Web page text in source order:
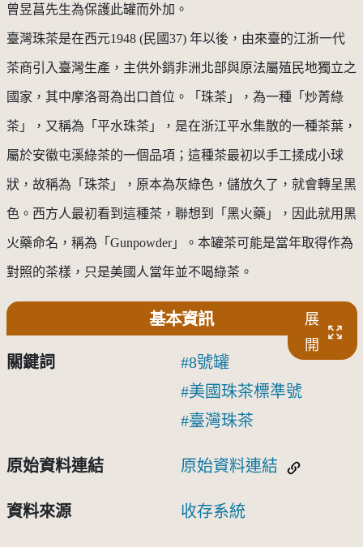
曾昱菖先生為保護此罐而外加。
臺灣珠茶是在西元1948 (民國37) 年以後，由來臺的江浙一代
茶商引入臺灣生產，主供外銷非洲北部與原法屬殖民地獨立之
國家，其中摩洛哥為出口首位。「珠茶」，為一種「炒菁綠
茶」，又稱為「平水珠茶」，是在浙江平水集散的一種茶葉，
屬於安徽屯溪綠茶的一個品項；這種茶最初以手工揉成小球
狀，故稱為「珠茶」，原本為灰綠色，儲放久了，就會轉呈黑
色。西方人最初看到這種茶，聯想到「黑火藥」，因此就用黑
火藥命名，稱為「 Gunpowder」。本罐茶可能是當年取得作為
對照的茶樣，只是美國人當年並不喝綠茶。
基本資訊
展
開
關鍵詞
8號罐
美國珠茶標準號
臺灣珠茶
原始資料連結 原始資料連結
資料來源 收存系統